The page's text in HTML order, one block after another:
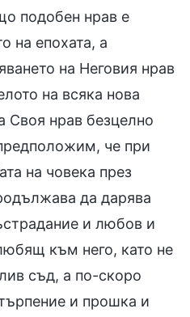
подобен нрав е
на епохата, а
на Неговия нрав
на всяка нова
Своя нрав безцелно
че при
на човека през
да дарява
и любов и
към него, като не
съд, а по-скоро
и прошка и